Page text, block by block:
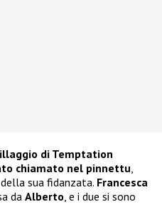
di Temptation
chiamato nel pinnettu,
sua fidanzata. Francesca
da Alberto, e i due si sono